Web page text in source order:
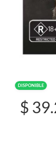
DISPONIBLE
$